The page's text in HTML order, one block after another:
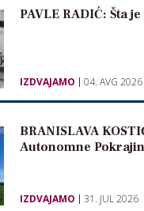
PAVLE RADIĆ: Šta
IZDVAJAMO 04. AVG 2026
BRANISLAVA
Autonomne
IZDVAJAMO 31. JUL 2026